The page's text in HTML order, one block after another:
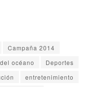
Campaña 2014
océano
Deportes
entretenimiento